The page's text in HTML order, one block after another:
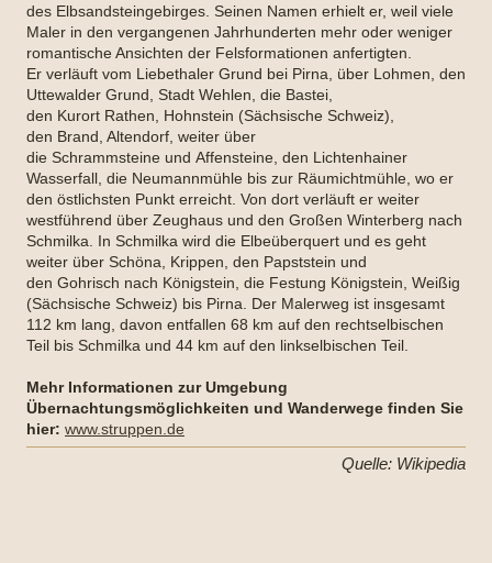
des Elbsandsteingebirges. Seinen Namen erhielt er, weil viele
Maler in den vergangenen Jahrhunderten mehr oder weniger
romantische Ansichten der Felsformationen anfertigten.
Er verläuft vom Liebethaler Grund bei Pirna, über Lohmen, den
Uttewalder Grund, Stadt Wehlen, die Bastei,
den Kurort Rathen, Hohnstein (Sächsische Schweiz),
den Brand, Altendorf, weiter über
die Schrammsteine und Affensteine, den Lichtenhainer
Wasserfall, die Neumannmühle bis zur Räumichtmühle, wo er
den östlichsten Punkt erreicht. Von dort verläuft er weiter
westführend über Zeughaus und den Großen Winterberg nach
Schmilka. In Schmilka wird die Elbeüberquert und es geht
weiter über Schöna, Krippen, den Papststein und
den Gohrisch nach Königstein, die Festung Königstein, Weißig
(Sächsische Schweiz) bis Pirna. Der Malerweg ist insgesamt
112 km lang, davon entfallen 68 km auf den rechtselbischen
Teil bis Schmilka und 44 km auf den linkselbischen Teil.
Mehr Informationen zur Umgebung
Übernachtungsmöglichkeiten und Wanderwege finden Sie
hier: www.struppen.de
Quelle: Wikipedia